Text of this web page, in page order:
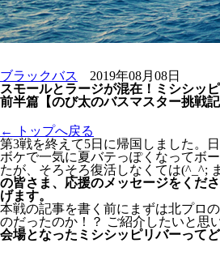
ブラックバス
2019年08月08日
スモールとラージが混在！ミシシッ
前半篇【のび太のバスマスター挑戦記
← トップへ戻る
第3戦を終えて5日に帰国しました。
ボケで一気に夏バテっぽくなってボ
たが、そろそろ復活しなくては(^_^;
の皆さま、応援のメッセージをくだ
げます。
本戦の記事を書く前にまずは北プロ
のだったのか！？ ご紹介したいと思
会場となったミシシッピリバーって